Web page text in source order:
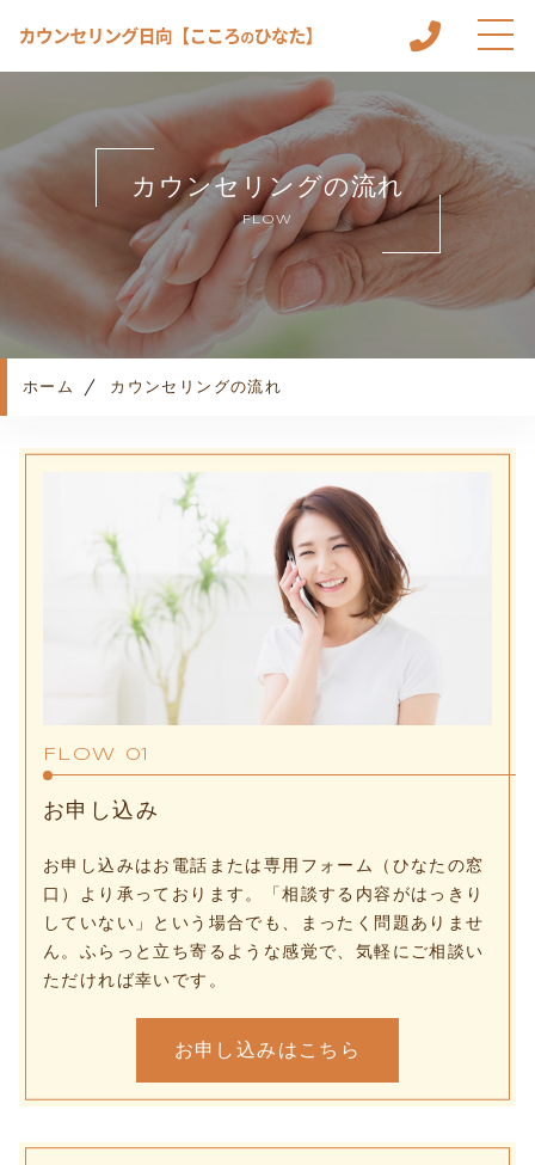
こころのひなたについて
メニュー
カウンセリングルーム
カウンセリングの流れ
よくある質問
コンテンツ
カウンセリングの流れ
FLOW
ホーム カウンセリングの流れ
FLOW 01
お申し込み
お申し込みはお電話または専用フォーム（ひなたの窓
口）より承っております。「相談する内容がはっきり
していない」という場合でも、まったく問題ありませ
ん。ふらっと立ち寄るような感覚で、気軽にご相談い
ただければ幸いです。
お申し込みはこちら